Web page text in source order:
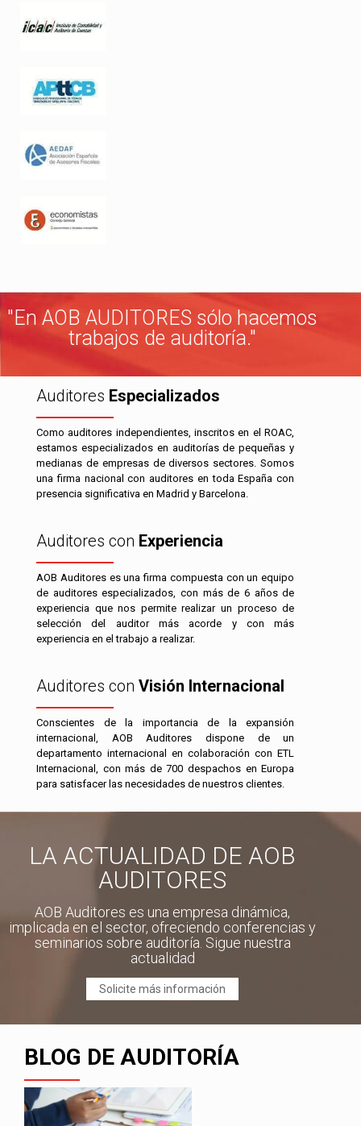
"En AOB AUDITORES sólo hacemos
trabajos de auditoría."
Auditores Especializados
Como auditores independientes, inscritos en el ROAC,
estamos especializados en auditorías de pequeñas y
medianas de empresas de diversos sectores. Somos
una firma nacional con auditores en toda España con
presencia significativa en Madrid y Barcelona.
Auditores con Experiencia
AOB Auditores es una firma compuesta con un equipo
de auditores especializados, con más de 6 años de
experiencia que nos permite realizar un proceso de
selección del auditor más acorde y con más
experiencia en el trabajo a realizar.
Auditores con Visión Internacional
Conscientes de la importancia de la expansión
internacional, AOB Auditores dispone de un
departamento internacional en colaboración con ETL
Internacional, con más de 700 despachos en Europa
para satisfacer las necesidades de nuestros clientes.
LA ACTUALIDAD DE AOB
AUDITORES
AOB Auditores es una empresa dinámica,
implicada en el sector, ofreciendo conferencias y
seminarios sobre auditoría. Sigue nuestra
actualidad
Solicite más información
BLOG DE AUDITORÍA